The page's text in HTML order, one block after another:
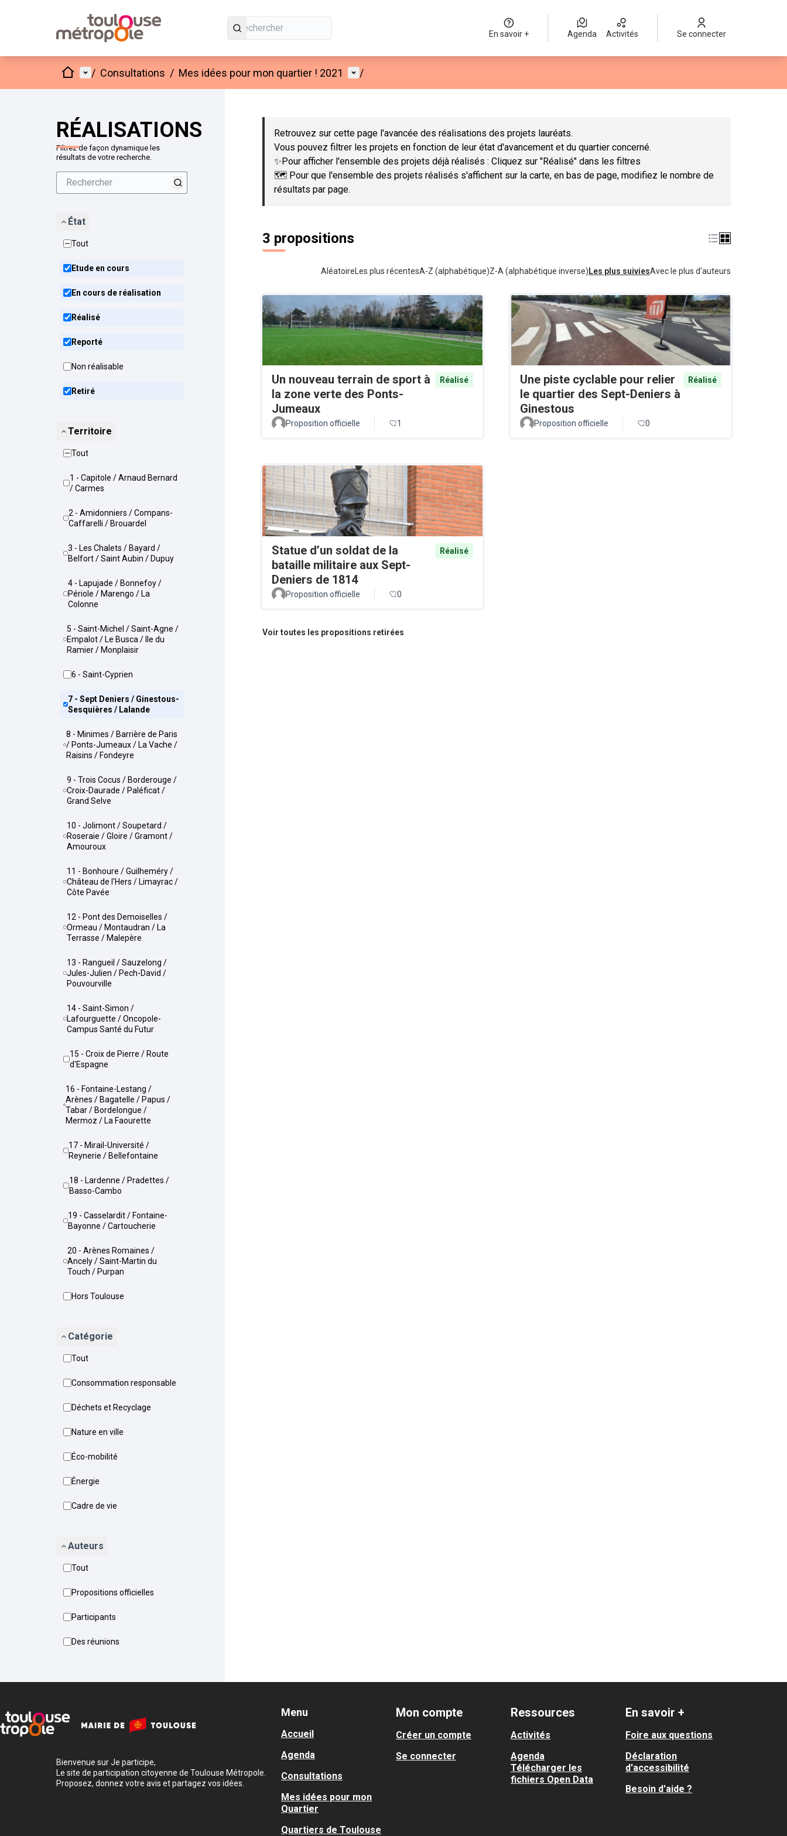
En savoir + Agenda Activités Se connecter
AccueilMenu principal
/ Consultations / Mes idées pour mon quartier ! 2021 Menu utilisateur
/
RÉALISATIONS
Filtrez de façon dynamique les
résultats de votre recherche.
État
Tout
Etude en cours
En cours de réalisation
Réalisé
Reporté
Non réalisable
Retiré
Territoire
Tout
1 - Capitole / Arnaud Bernard
/ Carmes
2 - Amidonniers / Compans-
Caffarelli / Brouardel
3 - Les Chalets / Bayard /
Belfort / Saint Aubin / Dupuy
4 - Lapujade / Bonnefoy /
Périole / Marengo / La
Colonne
5 - Saint-Michel / Saint-Agne /
Empalot / Le Busca / Ile du
Ramier / Monplaisir
6 - Saint-Cyprien
7 - Sept Deniers / Ginestous-
Sesquières / Lalande
8 - Minimes / Barrière de Paris
/ Ponts-Jumeaux / La Vache /
Raisins / Fondeyre
9 - Trois Cocus / Borderouge /
Croix-Daurade / Paléficat /
Grand Selve
10 - Jolimont / Soupetard /
Roseraie / Gloire / Gramont /
Amouroux
11 - Bonhoure / Guilheméry /
Château de l'Hers / Limayrac /
Côte Pavée
12 - Pont des Demoiselles /
Ormeau / Montaudran / La
Terrasse / Malepère
13 - Rangueil / Sauzelong /
Jules-Julien / Pech-David /
Pouvourville
14 - Saint-Simon /
Lafourguette / Oncopole-
Campus Santé du Futur
15 - Croix de Pierre / Route
d'Espagne
16 - Fontaine-Lestang /
Arènes / Bagatelle / Papus /
Tabar / Bordelongue /
Mermoz / La Faourette
17 - Mirail-Université /
Reynerie / Bellefontaine
18 - Lardenne / Pradettes /
Basso-Cambo
19 - Casselardit / Fontaine-
Bayonne / Cartoucherie
20 - Arènes Romaines /
Ancely / Saint-Martin du
Touch / Purpan
Hors Toulouse
Catégorie
Tout
Consommation responsable
Déchets et Recyclage
Nature en ville
Éco-mobilité
Énergie
Cadre de vie
Auteurs
Tout
Propositions officielles
Participants
Des réunions
Passer la carte
Retrouvez sur cette page l'avancée des réalisations des projets lauréats.
Vous pouvez filtrer les projets en fonction de leur état d'avancement et du quartier concerné.
✨Pour afficher l'ensemble des projets déjà réalisés : Cliquez sur "Réalisé" dans les filtres
🗺️ Pour que l'ensemble des projets réalisés s'affichent sur la carte, en bas de page, modifiez le nombre de
résultats par page.
3 propositions
Aléatoire Les plus récentesA-Z (alphabétique)Z-A (alphabétique inverse) Les plus suiviesAvec le plus d'auteurs
Un nouveau terrain de sport à
la zone verte des Ponts-
Jumeaux
Réalisé
Proposition officielle 1
Une piste cyclable pour relier
le quartier des Sept-Deniers à
Ginestous
Réalisé
Proposition officielle 0
Statue d’un soldat de la
bataille militaire aux Sept-
Deniers de 1814
Réalisé
Proposition officielle 0
Voir toutes les propositions retirées
Bienvenue sur Je participe,
Le site de participation citoyenne de Toulouse Métropole.
Proposez, donnez votre avis et partagez vos idées.
Menu
Accueil
Agenda
Consultations
Mes idées pour mon
Quartier
Quartiers de Toulouse
Mon compte
Créer un compte
Se connecter
Ressources
Activités
Agenda
Télécharger les
fichiers Open Data
En savoir +
Foire aux questions
Déclaration
d'accessibilité
Besoin d'aide ?